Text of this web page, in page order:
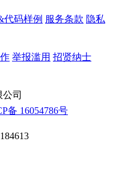
代码样例 服务条款 隐私
举报滥用 招贤纳士
司
备 16054786号